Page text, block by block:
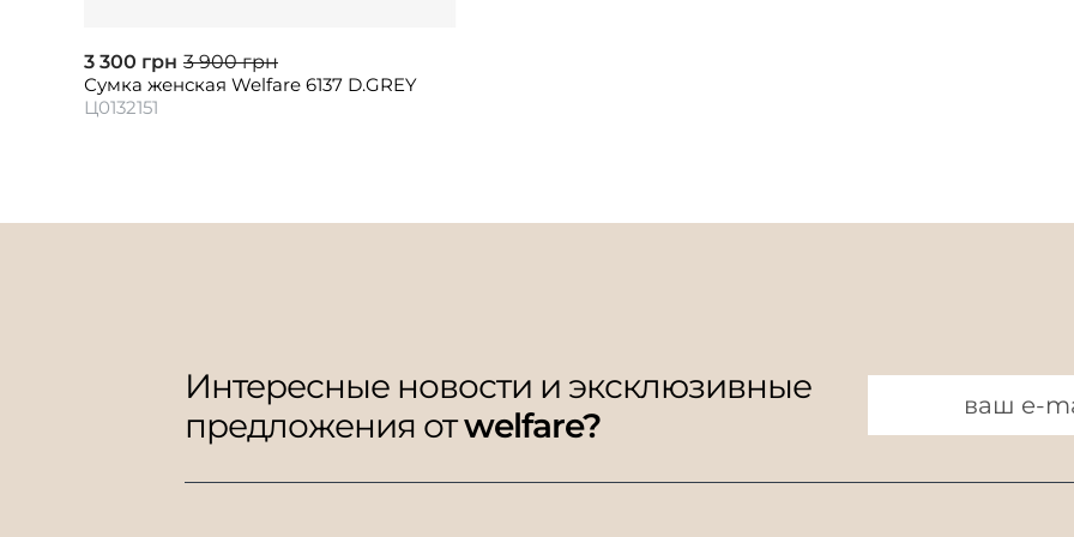
3 300 грн 3 900 грн
Сумка женская Welfare 6137 D.GREY
Ц0132151
Интересные новости и эксклюзивные
предложения отwelfare?